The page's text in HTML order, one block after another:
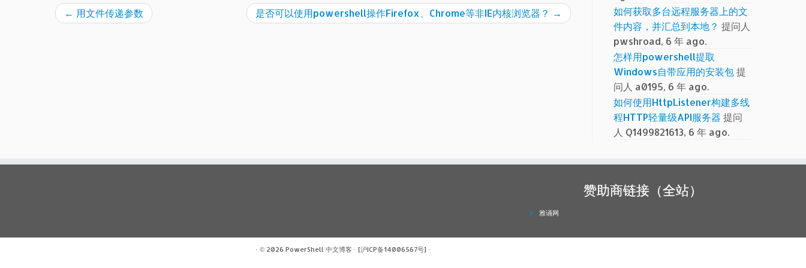
← 用文件传递参数 是否可以使用powershell操作Firefox、Chrome等非IE内核浏览器？ →
如何获取多台远程服务器上的文
件内容，并汇总到本地？ 提问人
pwshroad, 6 年 ago.
怎样用powershell提取
Windows自带应用的安装包提
问人 a0195, 6 年 ago.
如何使用HttpListener构建多线
程HTTP轻量级API服务器 提问
人 Q1499821613, 6 年 ago.
赞助商链接（全站）
雅诵网
· © 2026 PowerShell 中文博客 · [沪ICP备14006567号] ·